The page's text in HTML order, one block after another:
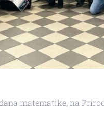
matematike, na